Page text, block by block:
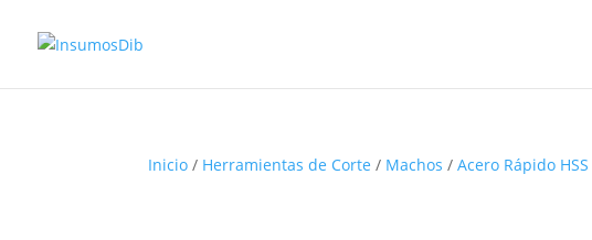
Inicio / Herramientas de Corte / Machos /Acero Rápido HSS